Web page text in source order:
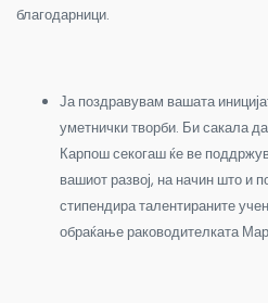
благодарници.
Ја поздравувам вашата
уметнички творби. Би сакала
Карпош секогаш ќе ве
вашиот развој, на начин што и
стипендира талентираните
обраќање раководителката